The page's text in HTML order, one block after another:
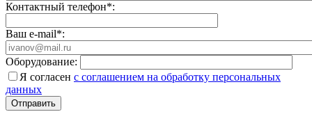
Контактный телефон*:
Ваш e-mail*:
Оборудование:
Я согласен с соглашением на обработку персональных
данных